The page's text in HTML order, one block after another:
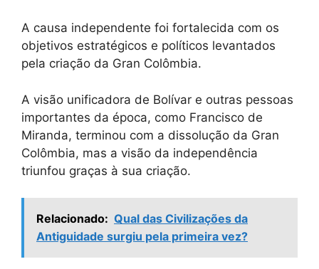
A causa independente foi fortalecida com os
objetivos estratégicos e políticos levantados
pela criação da Gran Colômbia.
A visão unificadora de Bolívar e outras pessoas
importantes da época, como Francisco de
Miranda, terminou com a dissolução da Gran
Colômbia, mas a visão da independência
triunfou graças à sua criação.
Relacionado: Qual das Civilizações da
Antiguidade surgiu pela primeira vez?